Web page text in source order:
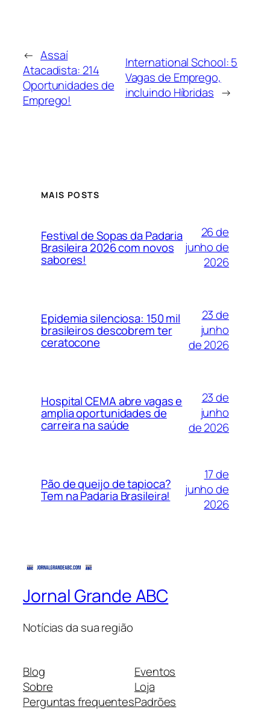
← Assaí
Atacadista: 214
Oportunidades de
Emprego!
International School: 5
Vagas de Emprego,
incluindo Híbridas →
MAIS POSTS
Festival de Sopas da Padaria
Brasileira 2026 com novos
sabores!
26 de
junho de
2026
Epidemia silenciosa: 150 mil
brasileiros descobrem ter
ceratocone
23 de
junho
de 2026
Hospital CEMA abre vagas e
amplia oportunidades de
carreira na saúde
23 de
junho
de 2026
Pão de queijo de tapioca?
Tem na Padaria Brasileira!
17 de
junho de
2026
Jornal Grande ABC
Notícias da sua região
Blog
Sobre
Perguntas frequentes
Eventos
Loja
Padrões